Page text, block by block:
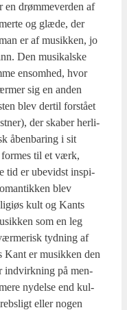
en drøm­me­ver­den af
og glæ­de, der
er af musik­ken, jo
Den musi­kal­ske
ensom­hed, hvor
sig en anden
blev der­til for­stå­et
der ska­ber her­li­
åben­ba­ring i sit
til et værk,
tid er ube­vidst inspi­
blev
kult og Kants
som en leg
tyd­ning af
Kant er musik­ken den
ind­virk­ning på men­
nydel­se end kul­
eller nogen